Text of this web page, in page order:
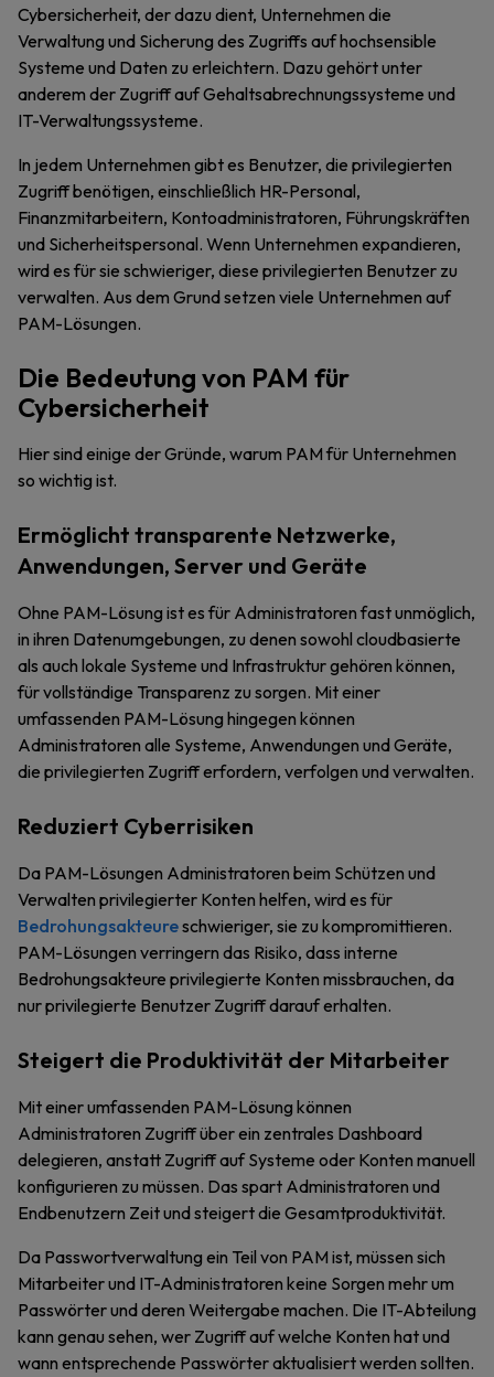
Cybersicherheit, der dazu dient, Unternehmen die
Verwaltung und Sicherung des Zugriffs auf hochsensible
Systeme und Daten zu erleichtern. Dazu gehört unter
anderem der Zugriff auf Gehaltsabrechnungssysteme und
IT-Verwaltungssysteme.
In jedem Unternehmen gibt es Benutzer, die privilegierten
Zugriff benötigen, einschließlich HR-Personal,
Finanzmitarbeitern, Kontoadministratoren, Führungskräften
und Sicherheitspersonal. Wenn Unternehmen expandieren,
wird es für sie schwieriger, diese privilegierten Benutzer zu
verwalten. Aus dem Grund setzen viele Unternehmen auf
PAM-Lösungen.
Die Bedeutung von PAM für
Cybersicherheit
Hier sind einige der Gründe, warum PAM für Unternehmen
so wichtig ist.
Ermöglicht transparente Netzwerke,
Anwendungen, Server und Geräte
Ohne PAM-Lösung ist es für Administratoren fast unmöglich,
in ihren Datenumgebungen, zu denen sowohl cloudbasierte
als auch lokale Systeme und Infrastruktur gehören können,
für vollständige Transparenz zu sorgen. Mit einer
umfassenden PAM-Lösung hingegen können
Administratoren alle Systeme, Anwendungen und Geräte,
die privilegierten Zugriff erfordern, verfolgen und verwalten.
Reduziert Cyberrisiken
Da PAM-Lösungen Administratoren beim Schützen und
Verwalten privilegierter Konten helfen, wird es für
Bedrohungsakteureschwieriger, sie zu kompromittieren.
PAM-Lösungen verringern das Risiko, dass interne
Bedrohungsakteure privilegierte Konten missbrauchen, da
nur privilegierte Benutzer Zugriff darauf erhalten.
Steigert die Produktivität der Mitarbeiter
Mit einer umfassenden PAM-Lösung können
Administratoren Zugriff über ein zentrales Dashboard
delegieren, anstatt Zugriff auf Systeme oder Konten manuell
konfigurieren zu müssen. Das spart Administratoren und
Endbenutzern Zeit und steigert die Gesamtproduktivität.
Da Passwortverwaltung ein Teil von PAM ist, müssen sich
Mitarbeiter und IT-Administratoren keine Sorgen mehr um
Passwörter und deren Weitergabe machen. Die IT-Abteilung
kann genau sehen, wer Zugriff auf welche Konten hat und
wann entsprechende Passwörter aktualisiert werden sollten.